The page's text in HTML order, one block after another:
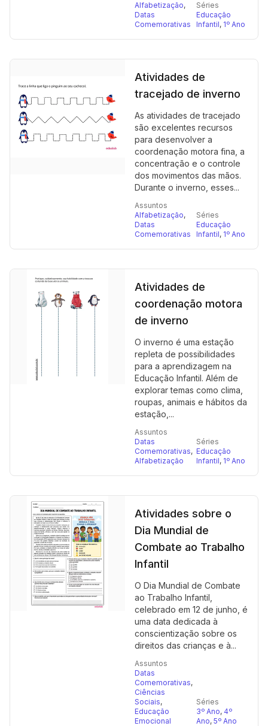
Alfabetização,
Datas
Comemorativas
Séries
Educação
Infantil, 1º Ano
Atividades de
tracejado de inverno
As atividades de tracejado
são excelentes recursos
para desenvolver a
coordenação motora fina, a
concentração e o controle
dos movimentos das mãos.
Durante o inverno, esses...
Assuntos
Alfabetização,
Datas
Comemorativas
Séries
Educação
Infantil, 1º Ano
Atividades de
coordenação motora
de inverno
O inverno é uma estação
repleta de possibilidades
para a aprendizagem na
Educação Infantil. Além de
explorar temas como clima,
roupas, animais e hábitos da
estação,...
Assuntos
Datas
Comemorativas,
Alfabetização
Séries
Educação
Infantil, 1º Ano
Atividades sobre o
Dia Mundial de
Combate ao Trabalho
Infantil
O Dia Mundial de Combate
ao Trabalho Infantil,
celebrado em 12 de junho, é
uma data dedicada à
conscientização sobre os
direitos das crianças e à...
Assuntos
Datas
Comemorativas,
Ciências
Sociais,
Educação
Emocional
Séries
3º Ano, 4º
Ano, 5º Ano